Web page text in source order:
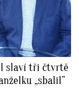
slaví tři čtvrtě
„sbalil”